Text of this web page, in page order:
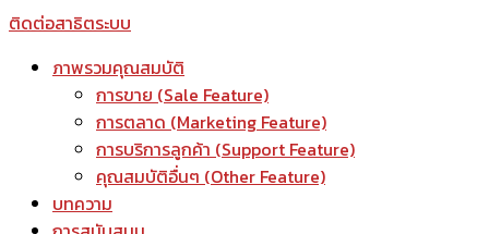
ติดต่อสาธิตระบบ
ภาพรวมคุณสมบัติ
การขาย (Sale Feature)
การตลาด (Marketing Feature)
การบริการลูกค้า (Support Feature)
คุณสมบัติอื่นๆ (Other Feature)
บทความ